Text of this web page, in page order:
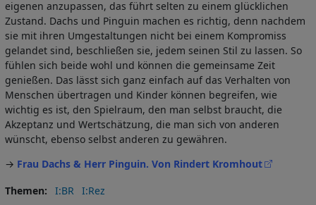
eigenen anzupassen, das führt selten zu einem glücklichen
Zustand. Dachs und Pinguin machen es richtig, denn nachdem
sie mit ihren Umgestaltungen nicht bei einem Kompromiss
gelandet sind, beschließen sie, jedem seinen Stil zu lassen. So
fühlen sich beide wohl und können die gemeinsame Zeit
genießen. Das lässt sich ganz einfach auf das Verhalten von
Menschen übertragen und Kinder können begreifen, wie
wichtig es ist, den Spielraum, den man selbst braucht, die
Akzeptanz und Wertschätzung, die man sich von anderen
wünscht, ebenso selbst anderen zu gewähren.
→ Frau Dachs & Herr Pinguin. Von Rindert Kromhout
Themen I:BR I:Rez